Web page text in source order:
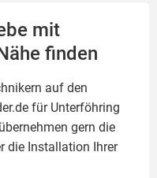
mit
finden
auf den
für Unterföhring
gern die
die Installation Ihrer